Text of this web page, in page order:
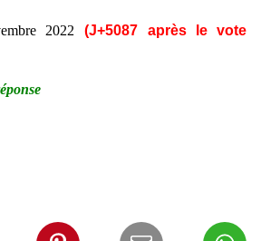
2022 (J+5087 après le vote